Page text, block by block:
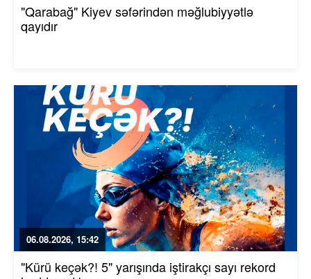
"Qarabağ" Kiyev səfərindən məğlubiyyətlə
qayıdır
06.08.2026, 15:42
"Kürü keçək?! 5" yarışında iştirakçı sayı rekord